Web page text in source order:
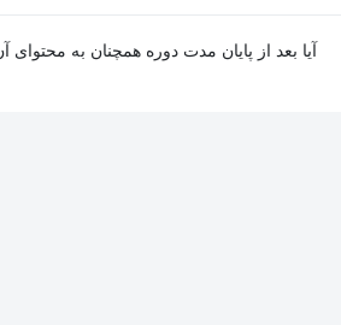
آیا بعد از پایان مدت دوره همچنان به